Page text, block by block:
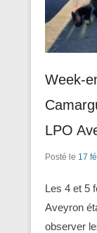
Week-
LPO
Posté le 17
Les 4 et 5
Aveyron
observer